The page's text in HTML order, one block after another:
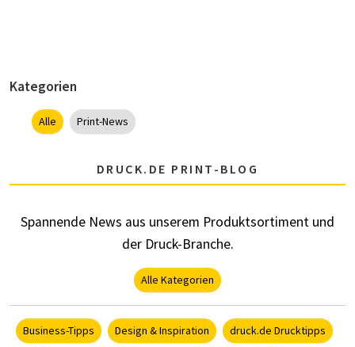
Kategorien
Alle Print-News
DRUCK.DE PRINT-BLOG
Spannende News aus unserem Produktsortiment und
der Druck-Branche.
Alle Kategorien
Business-Tipps Design & Inspiration druck.de Drucktipps